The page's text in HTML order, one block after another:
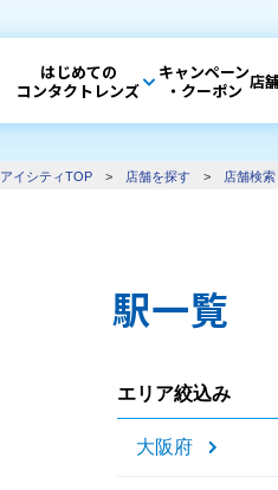
はじめての
コンタクトレンズ
キャンペーン
・クーポン 店
アイシティTOP > 店舗を探す > 店舗検索
駅一覧
エリア絞込み
大阪府